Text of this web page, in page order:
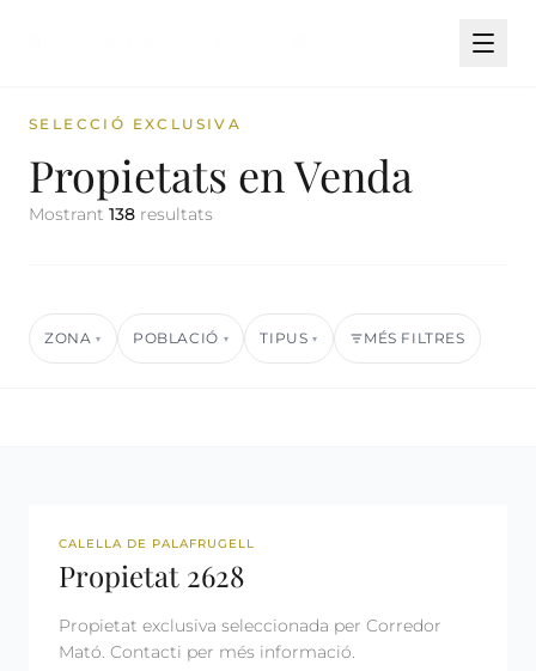
SELECCIÓ EXCLUSIVA
Propietats en Venda
Mostrant 138 resultats
ZONA ▾ POBLACIÓ ▾ TIPUS ▾ MÉS FILTRES
REF: 2628 LLICÈNCIA TURÍSTICA
CALELLA DE PALAFRUGELL
Propietat 2628
Propietat exclusiva seleccionada per Corredor
Mató. Contacti per més informació.